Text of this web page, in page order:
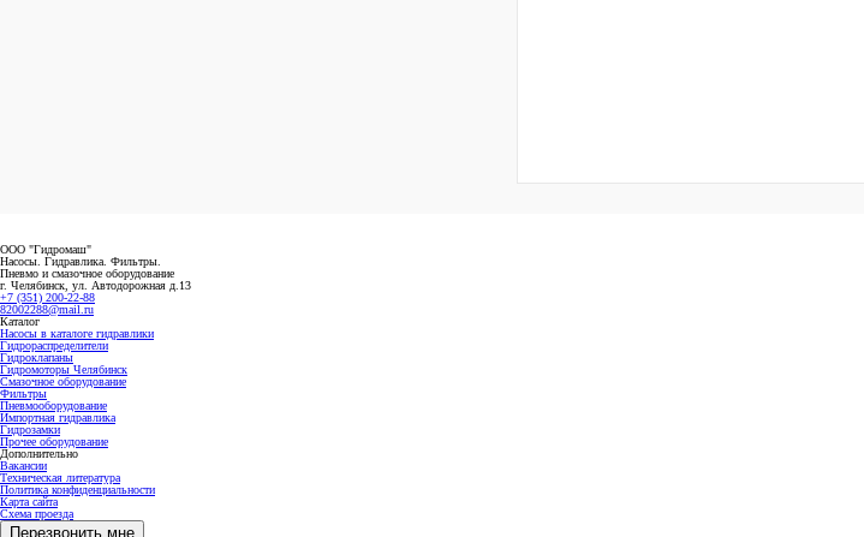
ООО "Гидромаш"
Насосы. Гидравлика. Фильтры.
Пневмо и смазочное оборудование
г. Челябинск, ул. Автодорожная д.13
+7 (351) 200-22-88
82002288@mail.ru
Каталог
Насосы в каталоге гидравлики
Гидрораспределители
Гидроклапаны
Гидромоторы Челябинск
Смазочное оборудование
Фильтры
Пневмооборудование
Импортная гидравлика
Гидрозамки
Прочее оборудование
Дополнительно
Вакансии
Техническая литература
Политика конфиденциальности
Карта сайта
Схема проезда
Перезвонить мне